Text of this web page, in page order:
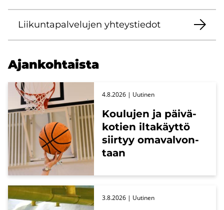
Lii­kun­ta­pal­ve­lu­jen yh­teys­tie­dot
Ajan­koh­tais­ta
Kou­lu­jen ja päi­vä­
ko­tien il­ta­käyt­tö
siir­tyy oma­val­von­
taan
4.8.2026 | Uu­ti­nen
3.8.2026 | Uu­ti­nen